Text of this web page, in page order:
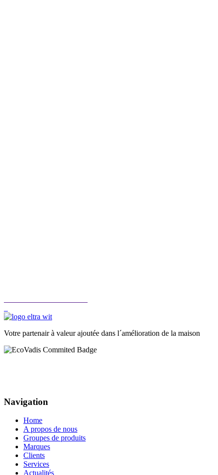
Votre partenair à valeur ajoutée dans l´amélioration de la maison
Navigation
Home
A propos de nous
Groupes de produits
Marques
Clients
Services
Actualités